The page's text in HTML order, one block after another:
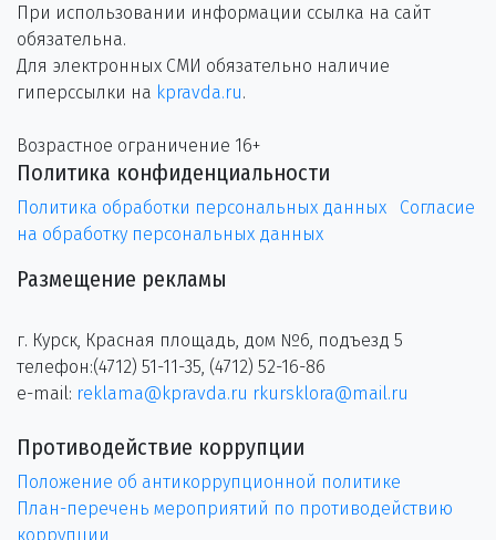
При использовании информации ссылка на сайт
обязательна.
Для электронных СМИ обязательно наличие
гиперссылки на kpravda.ru.
Возрастное ограничение 16+
Политика конфиденциальности
Политика обработки персональных данных
Согласие
на обработку персональных данных
Размещение рекламы
г. Курск, Красная площадь, дом №6, подъезд 5
телефон:(4712) 51-11-35, (4712) 52-16-86
e-mail: reklama@kpravda.ru rkursklora@mail.ru
Противодействие коррупции
Положение об антикоррупционной политике
План-перечень мероприятий по противодействию
коррупции